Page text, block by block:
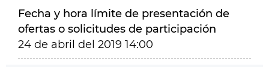
Fecha y hora límite de presentación de
ofertas o solicitudes de participación
24 de abril del 2019 14:00